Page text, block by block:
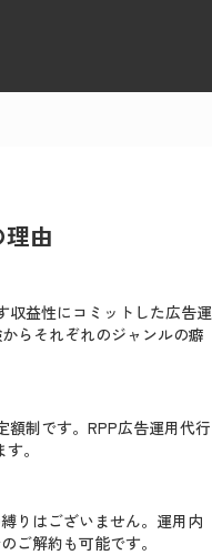
由
収益性にコミットした広告運
らそれぞれのジャンルの癖
額制です。RPP広告運用代行
。
りはございません。運用内
ご解約も可能です。